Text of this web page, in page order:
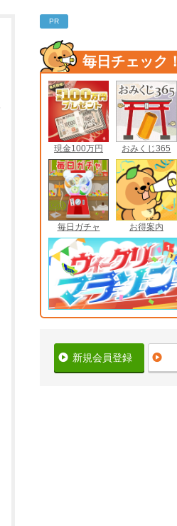
PR
毎日チェック！
現金100万円 おみくじ365
毎日ガチャ お得案内
新規会員登録